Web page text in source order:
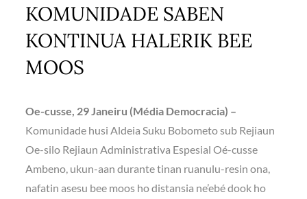
KOMUNIDADE SABEN
KONTINUA HALERIK BEE
MOOS
Oe-cusse, 29 Janeiru (Média Democracia) –
Komunidade husi Aldeia Suku Bobometo sub Rejiaun
Oe-silo Rejiaun Administrativa Espesial Oé-cusse
Ambeno, ukun-aan durante tinan ruanulu-resin ona,
nafatin asesu bee moos ho distansia ne’ebé dook ho